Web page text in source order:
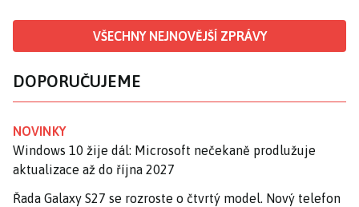
VŠECHNY NEJNOVĚJŠÍ ZPRÁVY
DOPORUČUJEME
NOVINKY
Windows 10 žije dál: Microsoft nečekaně prodlužuje
aktualizace až do října 2027
Řada Galaxy S27 se rozroste o čtvrtý model. Nový telefon